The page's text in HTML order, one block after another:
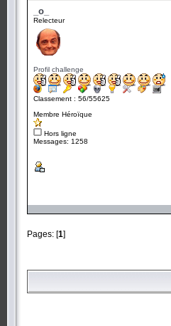
_o_
Relecteur
Profil challenge
Classement : 56/55625
Membre Héroïque
Hors ligne
Messages: 1258
Pages: [1]